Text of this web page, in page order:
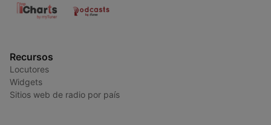
Recursos
Locutores
Widgets
Sitios web de radio por país